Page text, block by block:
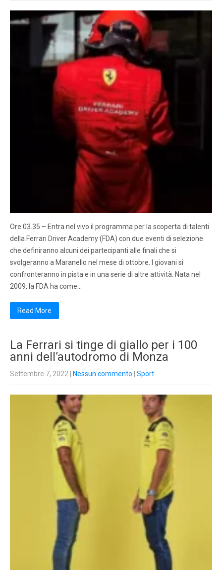
Ore 03.35 – Entra nel vivo il programma per la scoperta di talenti
della Ferrari Driver Academy (FDA) con due eventi di selezione
che definiranno alcuni dei partecipanti alle finali che si
svolgeranno a Maranello nel mese di ottobre. I giovani si
confronteranno in pista e in una serie di altre attività. Nata nel
2009, la FDA ha come…
Read More
La Ferrari si tinge di giallo per i 100
anni dell’autodromo di Monza
Settembre 7, 2022 Nessun commento Sport